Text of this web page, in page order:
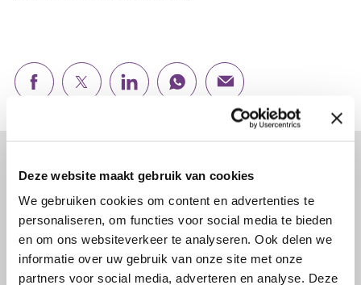
Deze website maakt gebruik van cookies
We gebruiken cookies om content en advertenties te
personaliseren, om functies voor social media te bieden
en om ons websiteverkeer te analyseren. Ook delen we
informatie over uw gebruik van onze site met onze
partners voor social media, adverteren en analyse. Deze
Lees verder...